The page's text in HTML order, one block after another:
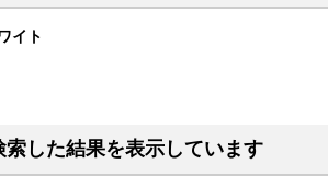
イト
した結果を表示しています